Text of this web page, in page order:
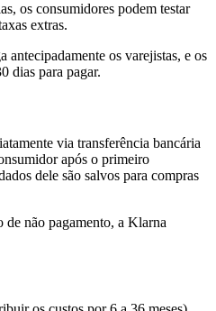
os consumidores podem testar
extras.
os varejistas, e os
dias para pagar.
via transferência bancária
após o primeiro
dele são salvos para compras
de não pagamento, a Klarna